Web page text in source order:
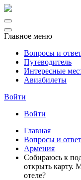
Главное меню
Вопросы и
Путеводитель
Интересные
Авиабилеты
Войти
Войти
Главная
Вопросы и
Армения
Собираюсь к
открыть карту.
отеле?